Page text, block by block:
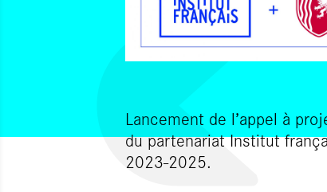
Lancement de l’appel à
du partenariat Institut
2023-2025.